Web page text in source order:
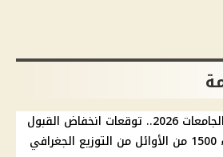
تنسيق الجامعات 2026.. توقعات انخفاض القبول